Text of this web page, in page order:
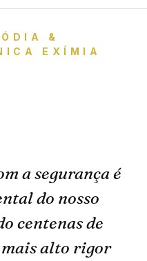
&
EXÍMIA
a segurança é
do nosso
centenas de
alto rigor